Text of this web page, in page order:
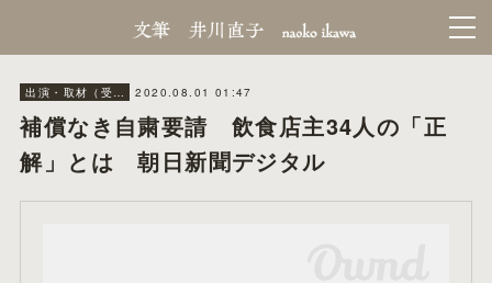
出演・取材（受けたほう） 2020.08.01 01:47
補償なき自粛要請 飲食店主34人の「正
解」とは 朝日新聞デジタル